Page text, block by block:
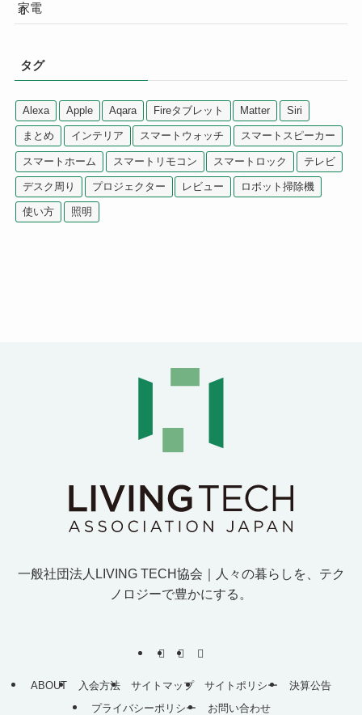
家電
タグ
Alexa Apple Aqara Fireタブレット Matter Siri
まとめ インテリア スマートウォッチ スマートスピーカー
スマートホーム スマートリモコン スマートロック テレビ
デスク周り プロジェクター レビュー ロボット掃除機
使い方 照明
一般社団法人LIVING TECH協会｜人 々の暮ら し を テク
ノ ロ ジーで豊かにする 。
ABOUT 入会方法 サイトマップ サイトポリシー
決算公告
プライバシーポリシー
お問い合わせ